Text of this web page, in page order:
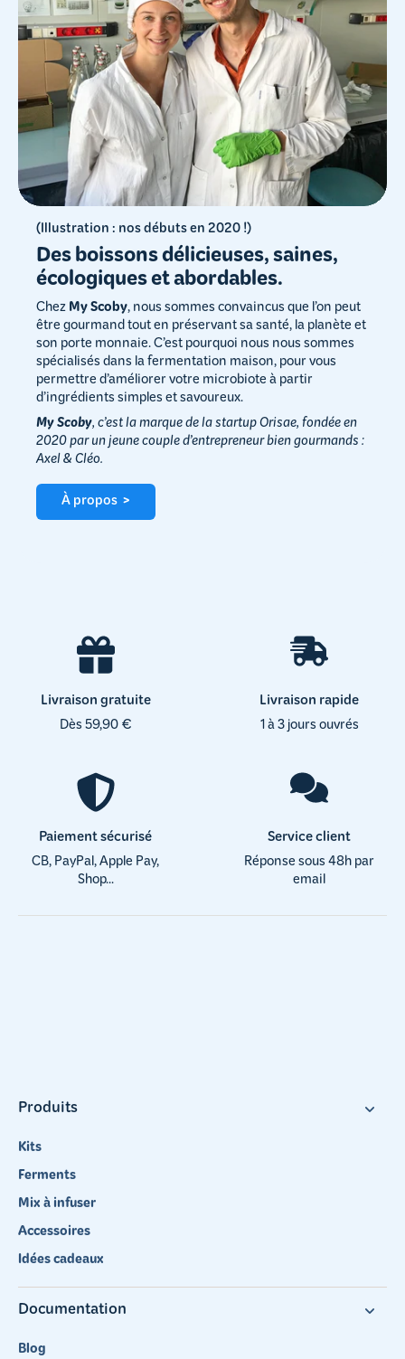
(Illustration : nos débuts en 2020 !)
Des boissons délicieuses, saines,
écologiques et abordables.
Chez My Scoby, nous sommes convaincus que l’on peut
être gourmand tout en préservant sa santé, la planète et
son porte monnaie. C’est pourquoi nous nous sommes
spécialisés dans la fermentation maison, pour vous
permettre d’améliorer votre microbiote à partir
d’ingrédients simples et savoureux.
My Scoby, c’est la marque de la startup Orisae, fondée en
2020 par un jeune couple d’entrepreneur bien gourmands :
Axel & Cléo.
À propos >
Livraison gratuite
Dès 59,90 €
Livraison rapide
1 à 3 jours ouvrés
Paiement sécurisé
CB, PayPal, Apple Pay,
Shop...
Service client
Réponse sous 48h par
email
Produits
Kits
Ferments
Mix à infuser
Accessoires
Idées cadeaux
Documentation
Blog